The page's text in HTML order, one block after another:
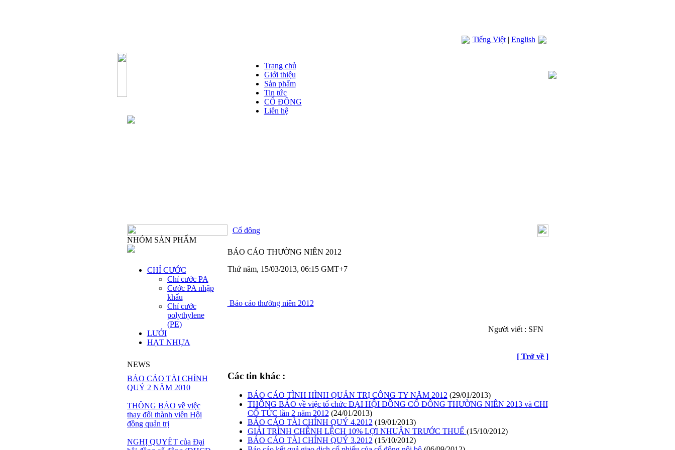
Tiếng Việt| English
Trang chủ
Giới thiệu
Sản phẩm
Tin tức
CỔ ĐÔNG
Liên hệ
NHÓM SẢN PHẨM
CHỈ CƯỚC
Chỉ cước PA
Cước PA nhập
khẩu
Chỉ cước
polythylene
(PE)
LƯỚI
HẠT NHỰA
NEWS
BÁO CÁO TÀI CHÍNH
QUÝ 2 NĂM 2010
THÔNG BÁO về việc
thay đổi thành viên Hội
đồng quản trị
NGHỊ QUYẾT của Đại
Cổ đông
BÁO CÁO THƯỜNG NIÊN 2012
Thứ năm, 15/03/2013, 06:15 GMT+7
Báo cáo thường niên 2012
Người viết : SFN
[ Trở về ]
Các tin khác :
BÁO CÁO TÌNH HÌNH QUẢN TRỊ CÔNG TY NĂM 2012 (29/01/2013)
THÔNG BÁO về việc tổ chức ĐẠI HỘI ĐỒNG CỔ ĐÔNG THƯỜNG NIÊN 2013 và CHI
CỔ TỨC lần 2 năm 2012 (24/01/2013)
BÁO CÁO TÀI CHÍNH QUÝ 4.2012 (19/01/2013)
GIẢI TRÌNH CHÊNH LỆCH 10% LỢI NHUẬN TRƯỚC THUẾ (15/10/2012)
BÁO CÁO TÀI CHÍNH QUÝ 3.2012 (15/10/2012)